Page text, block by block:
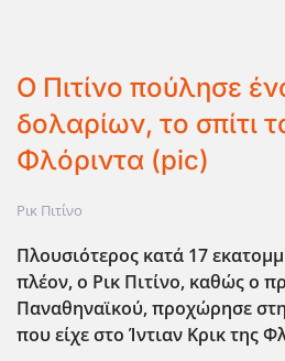
Ο Πιτίνο πούλησε
δολαρίων, το σπίτι
Φλόριντα (pic)
Ρικ Πιτίνο
Πλουσιότερος κατά 17
πλέον, ο Ρικ Πιτίνο, καθώς ο
Παναθηναϊκού, προχώρησε
που είχε στο Ίντιαν Κρικ της